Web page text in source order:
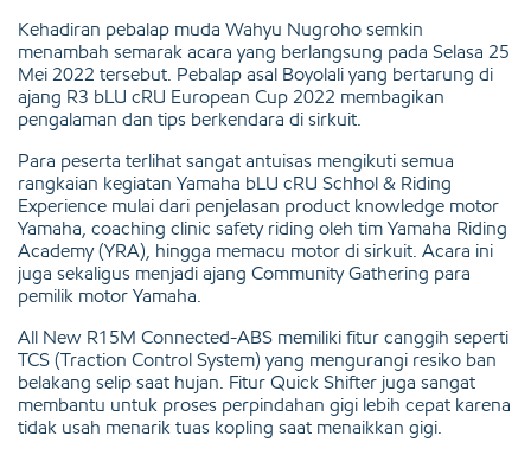
Kehadiran pebalap muda Wahyu Nugroho semkin
menambah semarak acara yang berlangsung pada Selasa 25
Mei 2022 tersebut. Pebalap asal Boyolali yang bertarung di
ajang R3 bLU cRU European Cup 2022 membagikan
pengalaman dan tips berkendara di sirkuit.
Para peserta terlihat sangat antuisas mengikuti semua
rangkaian kegiatan Yamaha bLU cRU Schhol & Riding
Experience mulai dari penjelasan product knowledge motor
Yamaha, coaching clinic safety riding oleh tim Yamaha Riding
Academy (YRA), hingga memacu motor di sirkuit. Acara ini
juga sekaligus menjadi ajang Community Gathering para
pemilik motor Yamaha.
All New R15M Connected-ABS memiliki fitur canggih seperti
TCS (Traction Control System) yang mengurangi resiko ban
belakang selip saat hujan. Fitur Quick Shifter juga sangat
membantu untuk proses perpindahan gigi lebih cepat karena
tidak usah menarik tuas kopling saat menaikkan gigi.